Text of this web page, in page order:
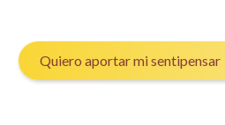
Quiero aportar mi sentipensar